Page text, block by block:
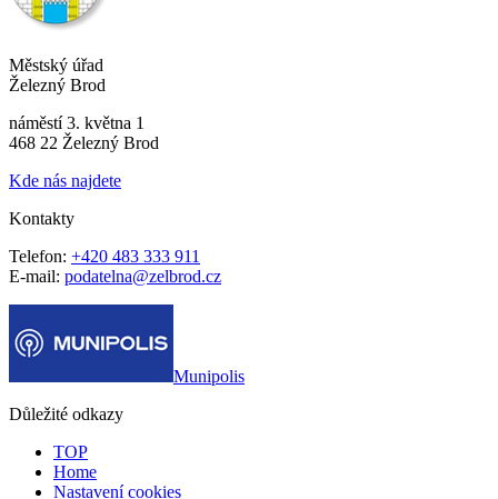
Městský úřad
Železný Brod
náměstí 3. května 1
468 22 Železný Brod
Kde nás najdete
Kontakty
Telefon: +420 483 333 911
E-mail: podatelna@zelbrod.cz
Munipolis
Důležité odkazy
TOP
Home
Nastavení cookies